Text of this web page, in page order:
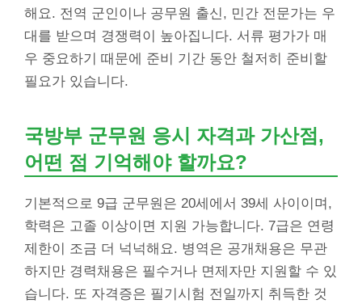
해요. 전역 군인이나 공무원 출신, 민간 전문가는 우
대를 받으며 경쟁력이 높아집니다. 서류 평가가 매
우 중요하기 때문에 준비 기간 동안 철저히 준비할
필요가 있습니다.
국방부 군무원 응시 자격과 가산점,
어떤 점 기억해야 할까요?
기본적으로 9급 군무원은 20세에서 39세 사이이며,
학력은 고졸 이상이면 지원 가능합니다. 7급은 연령
제한이 조금 더 넉넉해요. 병역은 공개채용은 무관
하지만 경력채용은 필수거나 면제자만 지원할 수 있
습니다. 또 자격증은 필기시험 전일까지 취득한 것